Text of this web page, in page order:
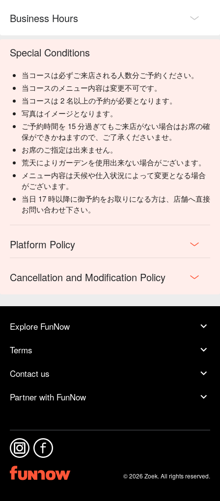
Business Hours
Special Conditions
当コースは必ずご来店される人数分ご予約ください。
当コースのメニュー内容は変更不可です。
当コースは 2 名以上の予約が必要となります。
写真はイメージとなります。
ご予約時間を 15 分過ぎてもご来店がない場合はお席の確
保ができかねますので、ご了承くださいませ。
お席のご指定は出来ません。
荒天によりガーデンを使用出来ない場合がございます。
メニュー内容は天候や仕入状況によって変更となる場合
がございます。
当日 17 時以降に御予約をお取りになる方は、店舗へ直接
お問い合わせ下さい。
Platform Policy
Cancellation and Modification Policy
Explore FunNow
Terms
Contact us
Partner with FunNow
© 2026 Zoek. All rights reserved.